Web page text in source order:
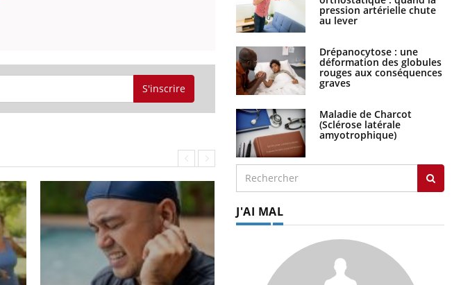
S'inscrire
pression artérielle chute
au lever
Drépanocytose : une
déformation des globules
rouges aux conséquences
graves
Maladie de Charcot
(Sclérose latérale
amyotrophique)
J'AI MAL